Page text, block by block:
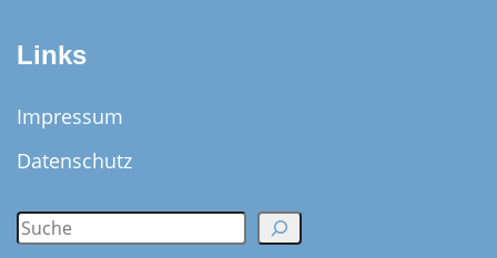
Links
Impressum
Datenschutz
S
e